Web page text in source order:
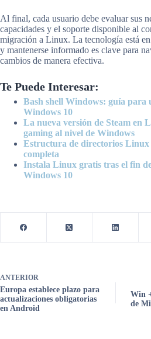
Al final, cada usuario debe evaluar sus
capacidades y el soporte disponible al
migración a Linux. La tecnología está
y mantenerse informado es clave para
cambios de manera efectiva.
Te Puede Interesar:
Bash shell Windows: guía para
Windows 10
La nueva versión de Steam en
gaming al nivel de Windows
Estructura de directorios Linux
completa
Instala Linux gratis tras el fin
Windows 10
ANTERIOR
Europa establece plazo para
actualizaciones obligatorias
en Android
Win
de